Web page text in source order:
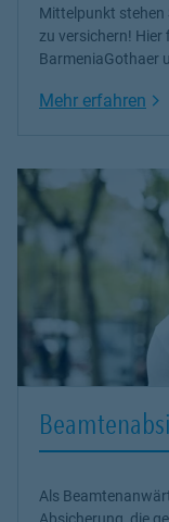
Mittelpunkt stehen
zu versichern! Hier
BarmeniaGothaer
Mehr erfahren
Als
Absicherung, die